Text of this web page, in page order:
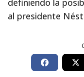
definiendo la
al presidente